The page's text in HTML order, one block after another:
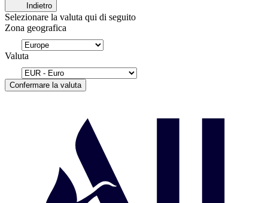
Indietro
Selezionare la valuta qui di seguito
Zona geografica
Valuta
Confermare la valuta